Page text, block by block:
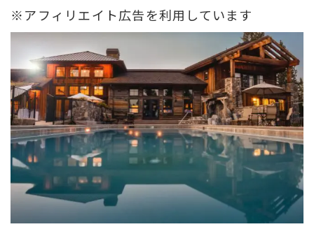
※アフィリエイト広告を利用しています